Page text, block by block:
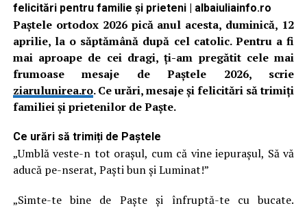
felicitări pentru familie și prieteni | albaiuliainfo.ro
Paștele ortodox 2026 pică anul acesta, duminică, 12
aprilie, la o săptămână după cel catolic. Pentru a fi
mai aproape de cei dragi, ți-am pregătit cele mai
frumoase mesaje de Paștele 2026, scrie
ziarulunirea.ro. Ce urări, mesaje și felicitări să trimiți
familiei și prietenilor de Paște.
Ce urări să trimiți de Paștele
„Umblă veste-n tot orașul, cum că vine iepurașul, Să vă
aducă pe-nserat, Paști bun și Luminat!”
„Simte-te bine de Paște și înfruptă-te cu bucate.